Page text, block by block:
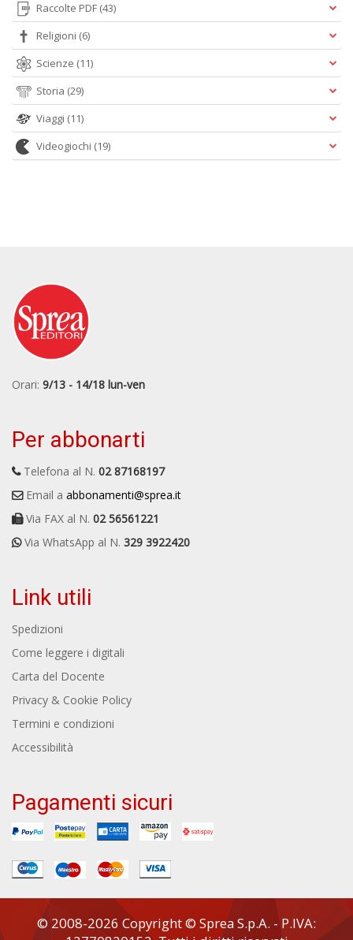
Raccolte PDF (43)
Religioni (6)
Scienze (11)
Storia (29)
Viaggi (11)
Videogiochi (19)
Orari: 9/13 - 14/18 lun-ven
Per abbonarti
Telefona al N. 02 87168197
Email a abbonamenti@sprea.it
Via FAX al N. 02 56561221
Via WhatsApp al N. 329 3922420
Link utili
Spedizioni
Come leggere i digitali
Carta del Docente
Privacy & Cookie Policy
Termini e condizioni
Accessibilità
Pagamenti sicuri
© 2008-2026 Copyright © Sprea S.p.A. - P.IVA: